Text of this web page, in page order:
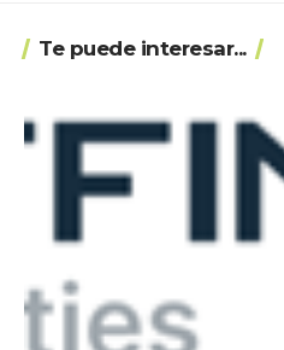
Te puede interesar...